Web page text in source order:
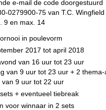
e-mail de code doorgestuurd
0279900-75 van T.C. Wingfield
9 en max. 14
in poulevorm
2017 tot april 2018
van 16 uur tot 23 uur
van 9 uur tot 23 uur + 2 thema-
van 9 uur tot 22 uur
+ eventueel tiebreak
voor winnaar in 2 sets